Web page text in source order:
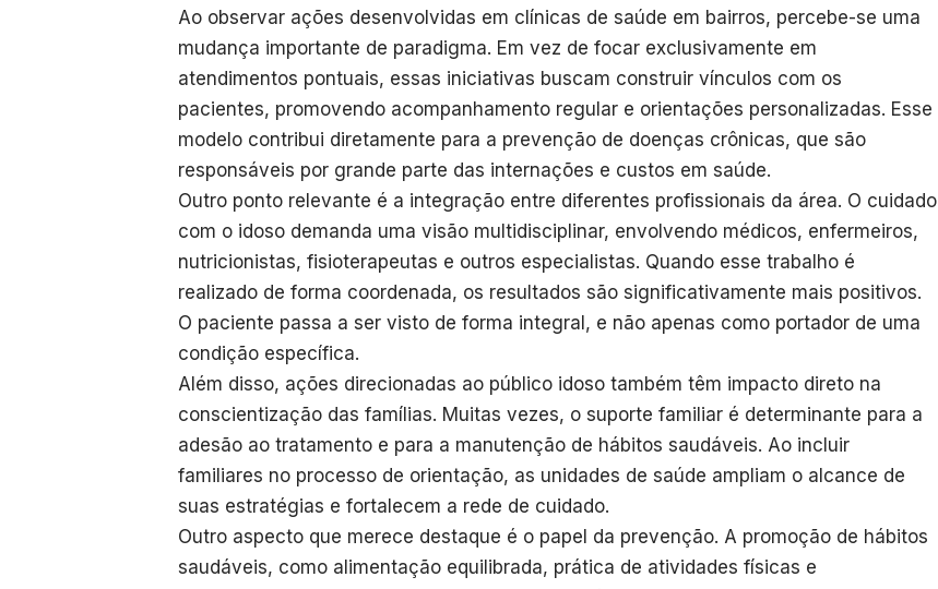
Ao observar ações desenvolvidas em clínicas de saúde em bairros, percebe-se uma
mudança importante de paradigma. Em vez de focar exclusivamente em
atendimentos pontuais, essas iniciativas buscam construir vínculos com os
pacientes, promovendo acompanhamento regular e orientações personalizadas. Esse
modelo contribui diretamente para a prevenção de doenças crônicas, que são
responsáveis por grande parte das internações e custos em saúde.
Outro ponto relevante é a integração entre diferentes profissionais da área. O cuidado
com o idoso demanda uma visão multidisciplinar, envolvendo médicos, enfermeiros,
nutricionistas, fisioterapeutas e outros especialistas. Quando esse trabalho é
realizado de forma coordenada, os resultados são significativamente mais positivos.
O paciente passa a ser visto de forma integral, e não apenas como portador de uma
condição específica.
Além disso, ações direcionadas ao público idoso também têm impacto direto na
conscientização das famílias. Muitas vezes, o suporte familiar é determinante para a
adesão ao tratamento e para a manutenção de hábitos saudáveis. Ao incluir
familiares no processo de orientação, as unidades de saúde ampliam o alcance de
suas estratégias e fortalecem a rede de cuidado.
Outro aspecto que merece destaque é o papel da prevenção. A promoção de hábitos
saudáveis, como alimentação equilibrada, prática de atividades físicas e